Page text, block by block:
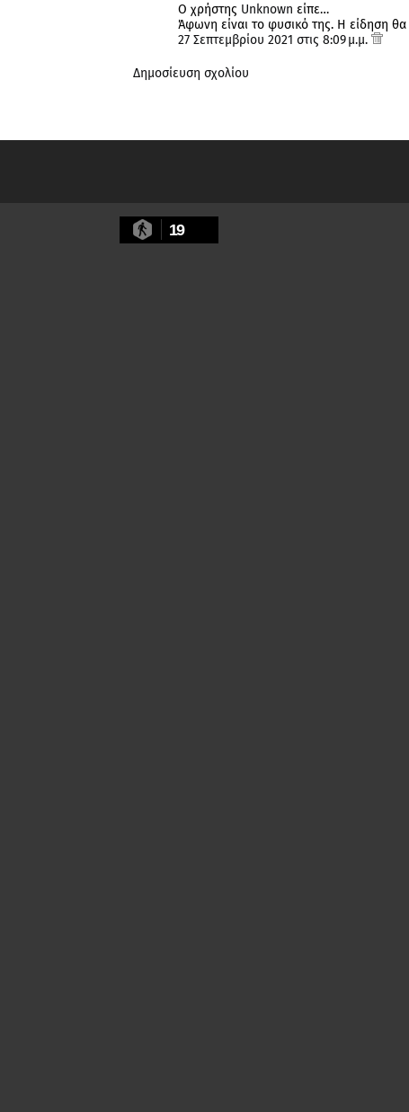
Ο χρήστης Unknown είπε…
Άφωνη είναι το φυσικό της. Η είδηση θα
27 Σεπτεμβρίου 2021 στις 8:09 μ.μ.
Δημοσίευση σχολίου
19